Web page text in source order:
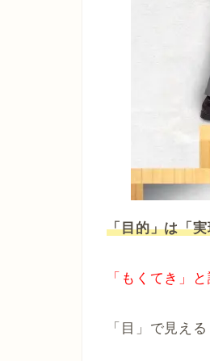
「目的」は「
「もくてき」
「目」で見え